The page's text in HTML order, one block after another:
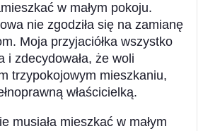
w małym pokoju.
nie zgodziła się na zamianę
Moja przyjaciółka wszystko
i zdecydowała, że woli
trzypokojowym mieszkaniu,
właścicielką.
musiała mieszkać w małym